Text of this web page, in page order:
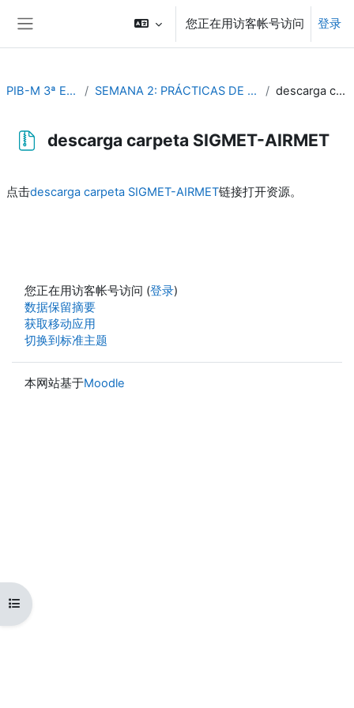
您正在用访客帐号访问 登录
打开课程索引
PIB-M 3ª Edición (fase práctica) SEMANA 2: PRÁCTICAS DE PREDICCION METEOROLÓGICA AERONAUTICA descarga carpeta SIGMET-AIRMET
descarga carpeta SIGMET-AIRMET
点击descarga carpeta SIGMET-AIRMET链接打开资源。
您正在用访客帐号访问 (登录)
‎数据保留摘要‎
获取移动应用
切换到标准主题
本网站基于Moodle